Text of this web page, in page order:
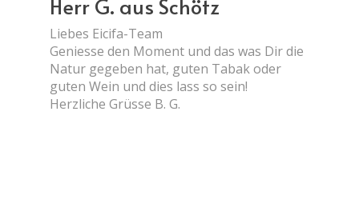
Herr G. aus Schötz
Liebes Eicifa-Team
Geniesse den Moment und das was Dir die
Natur gegeben hat, guten Tabak oder
guten Wein und dies lass so sein!
Herzliche Grüsse B. G.